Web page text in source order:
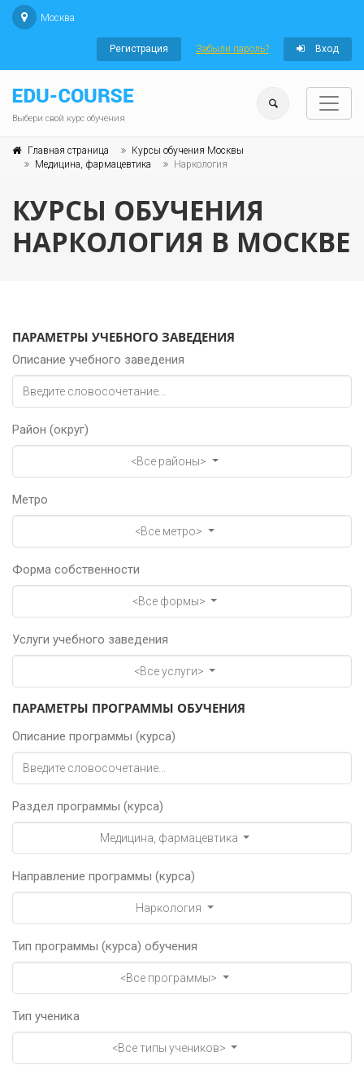
Москва
Регистрация Забыли пароль? Вход
Выбери свой курс обучения
Главная страница
Курсы обучения Москвы
Медицина, фармацевтика
Наркология
КУРСЫ ОБУЧЕНИЯ
НАРКОЛОГИЯ В МОСКВЕ
ПАРАМЕТРЫ УЧЕБНОГО ЗАВЕДЕНИЯ
Описание учебного заведения
Район (округ)
<Все районы>
Метро
<Все метро>
Форма собственности
<Все формы>
Услуги учебного заведения
<Все услуги>
ПАРАМЕТРЫ ПРОГРАММЫ ОБУЧЕНИЯ
Описание программы (курса)
Раздел программы (курса)
Медицина, фармацевтика
Направление программы (курса)
Наркология
Тип программы (курса) обучения
<Все программы>
Тип ученика
<Все типы учеников>